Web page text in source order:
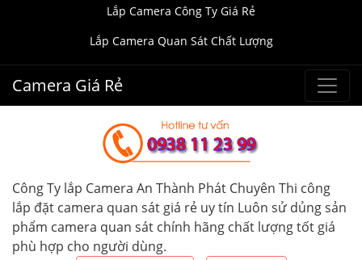
Lắp Camera Công Ty Giá Rẻ
Lắp Camera Quan Sát Chất Lượng
Camera Giá Rẻ
Công Ty lắp Camera An Thành Phát Chuyên Thi công
lắp đặt camera quan sát giá rẻ uy tín Luôn sử dủng sản
phẩm camera quan sát chính hãng chất lượng tốt giá
phù hợp cho người dùng.